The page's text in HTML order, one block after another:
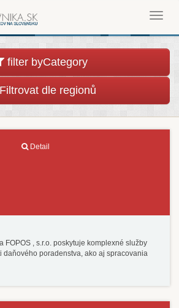
filter byCategory
dle regionů
Detail
FOPOS , s.r.o. poskytuje komplexné služby
daňového poradenstva, ako aj spracovania